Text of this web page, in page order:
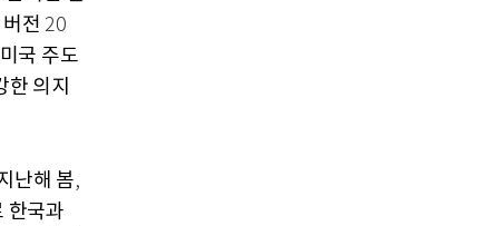
버전 20
미국 주도
의지
난해 봄,
한국과